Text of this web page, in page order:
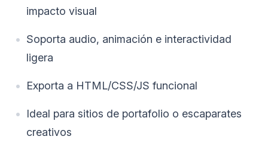
impacto visual
Soporta audio, animación e interactividad
ligera
Exporta a HTML/CSS/JS funcional
Ideal para sitios de portafolio o escaparates
creativos